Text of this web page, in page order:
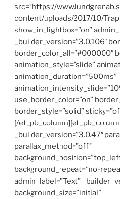
src=”https://
content/uploads/2017/10/
show_in_lightbox=”on”
_builder_version=”3.0.106″
border_color_all=”#000000″
animation_style=”slide”
animation_duration=”500ms”
use_border_color=”on”
border_style=”solid”
[/
_builder_version=”3.0.47″
parallax_method=”off”
background_repeat=”no-
admin_label=”Text”
background_size=”initial”